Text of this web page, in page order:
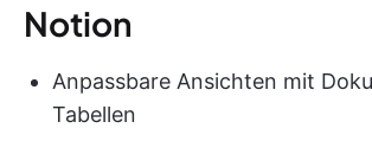
Notion
Anpassbare Ansichten mit
Tabellen